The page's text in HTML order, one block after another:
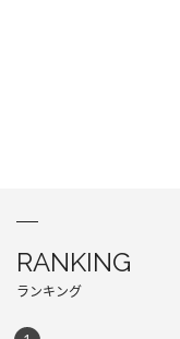
RANKING
ランキング